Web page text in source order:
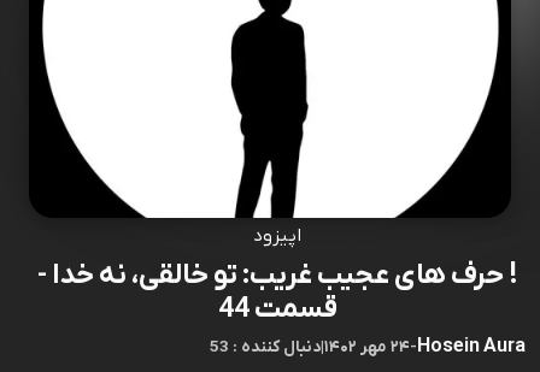
اپیزود
! حرف های عجیب غریب: تو خالقی، نه خدا -
قسمت 44
Hosein Aura
-۲۴ مهر ۱۴۰۲ |53 : دنبال کننده